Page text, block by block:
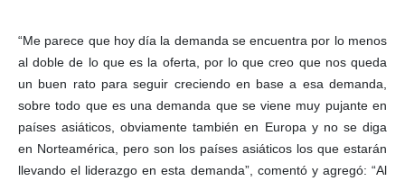
“Me parece que hoy día la demanda se encuentra por lo menos
al doble de lo que es la oferta, por lo que creo que nos queda
un buen rato para seguir creciendo en base a esa demanda,
sobre todo que es una demanda que se viene muy pujante en
países asiáticos, obviamente también en Europa y no se diga
en Norteamérica, pero son los países asiáticos los que estarán
llevando el liderazgo en esta demanda”, comentó y agregó: “Al